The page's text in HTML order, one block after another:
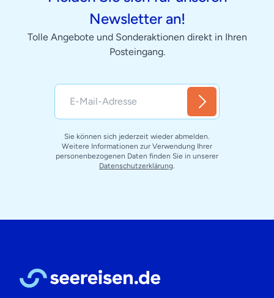
Newsletter an!
Tolle Angebote und Sonderaktionen direkt in Ihren
Posteingang.
Sie können sich jederzeit wieder abmelden.
Weitere Informationen zur Verwendung Ihrer
personenbezogenen Daten finden Sie in unserer
Datenschutzerklärung